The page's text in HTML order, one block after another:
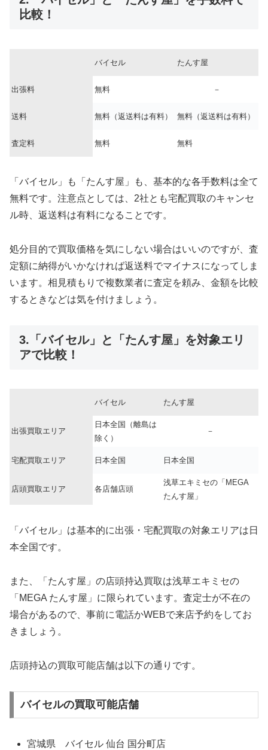
比較！
バイセル たんす屋
出張料 無料 －
送料 無料（返送料は有料） 無料（返送料は有料）
査定料 無料 無料
「バイセル」も「たんす屋」も、基本的な各手数料は全て
無料です。注意点としては、2社とも宅配買取のキャンセ
ル時、返送料は有料になることです。
処分目的で買取価格を気にしない場合はいいのですが、査
定額に納得がいかなければ返送料でマイナスになってしま
います。相見積もりで複数業者に査定を頼み、金額を比較
するときなどは気を付けましょう。
3.「バイセル」と「たんす屋」を対象エリ
アで比較！
バイセル たんす屋
出張買取エリア
日本全国（離島は
除く）
－
宅配買取エリア 日本全国 日本全国
店頭買取エリア 各店舗店頭
浅草エキミセの「MEGA
たんす屋」
「バイセル」は基本的に出張・宅配買取の対象エリアは日
本全国です。
また、「たんす屋」の店頭持込買取は浅草エキミセの
「MEGA たんす屋」に限られています。査定士が不在の
場合があるので、事前に電話かWEBで来店予約をしてお
きましょう。
店頭持込の買取可能店舗は以下の通りです。
バイセルの買取可能店舗
宮城県 バイセル 仙台 国分町店